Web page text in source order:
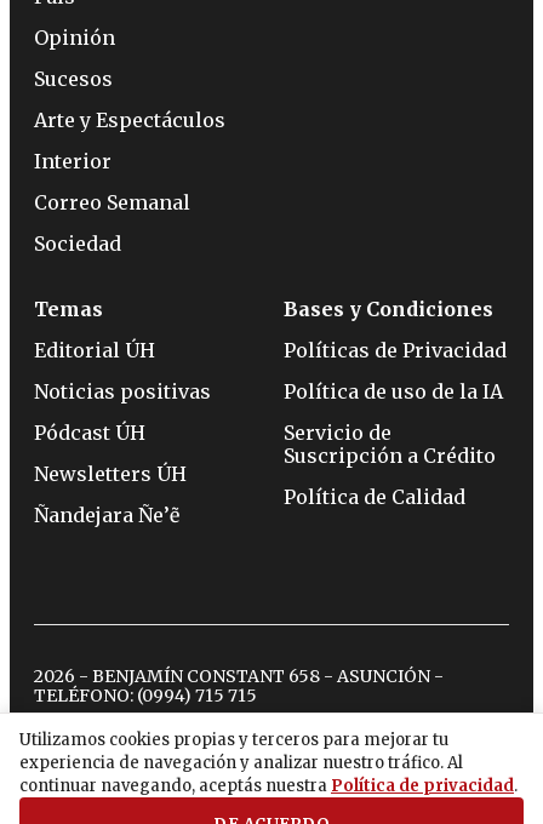
Utilizamos cookies propias y terceros para mejorar tu
experiencia de navegación y analizar nuestro tráfico. Al
continuar navegando, aceptás nuestra Política de privacidad.
Opinión
Sucesos
Arte y Espectáculos
Interior
Correo Semanal
Sociedad
Temas
Editorial ÚH
Noticias positivas
Pódcast ÚH
Newsletters ÚH
Ñandejara Ñe’ẽ
Bases y Condiciones
Políticas de Privacidad
Política de uso de la IA
Servicio de
Suscripción a Crédito
Política de Calidad
2026 - BENJAMÍN CONSTANT 658 - ASUNCIÓN -
TELÉFONO: (0994) 715 715
twitterinstagram
facebook
tiktokyoutubespotify